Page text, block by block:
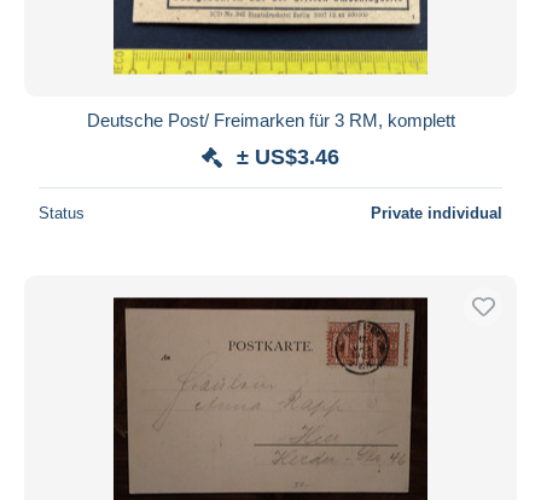
Deutsche Post/ Freimarken für 3 RM, komplett
± US$3.46
Status Private individual